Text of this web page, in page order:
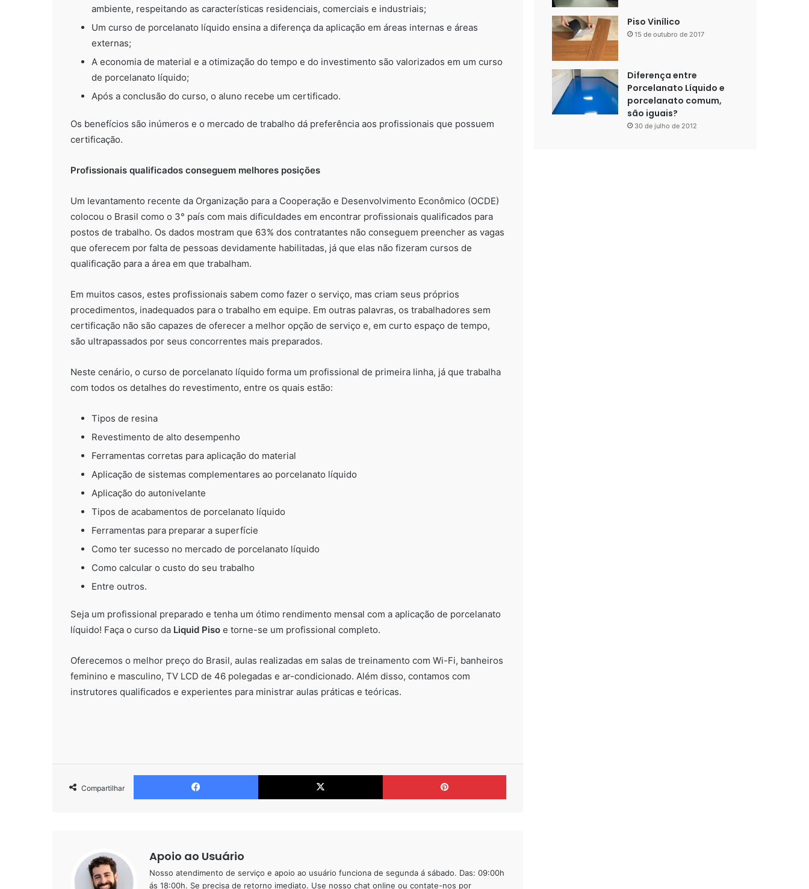
ambiente, respeitando as características residenciais, comerciais e industriais;
Um curso de porcelanato líquido ensina a diferença da aplicação em áreas internas e áreas
externas;
A economia de material e a otimização do tempo e do investimento são valorizados em um curso
de porcelanato líquido;
Após a conclusão do curso, o aluno recebe um certificado.
Os benefícios são inúmeros e o mercado de trabalho dá preferência aos profissionais que possuem
certificação.
Profissionais qualificados conseguem melhores posições
Um levantamento recente da Organização para a Cooperação e Desenvolvimento Econômico (OCDE)
colocou o Brasil como o 3° país com mais dificuldades em encontrar profissionais qualificados para
postos de trabalho. Os dados mostram que 63% dos contratantes não conseguem preencher as vagas
que oferecem por falta de pessoas devidamente habilitadas, já que elas não fizeram cursos de
qualificação para a área em que trabalham.
Em muitos casos, estes profissionais sabem como fazer o serviço, mas criam seus próprios
procedimentos, inadequados para o trabalho em equipe. Em outras palavras, os trabalhadores sem
certificação não são capazes de oferecer a melhor opção de serviço e, em curto espaço de tempo,
são ultrapassados por seus concorrentes mais preparados.
Neste cenário, o curso de porcelanato líquido forma um profissional de primeira linha, já que trabalha
com todos os detalhes do revestimento, entre os quais estão:
Tipos de resina
Revestimento de alto desempenho
Ferramentas corretas para aplicação do material
Aplicação de sistemas complementares ao porcelanato líquido
Aplicação do autonivelante
Tipos de acabamentos de porcelanato líquido
Ferramentas para preparar a superfície
Como ter sucesso no mercado de porcelanato líquido
Como calcular o custo do seu trabalho
Entre outros.
Seja um profissional preparado e tenha um ótimo rendimento mensal com a aplicação de porcelanato
líquido! Faça o curso da Liquid Piso e torne-se um profissional completo.
Oferecemos o melhor preço do Brasil, aulas realizadas em salas de treinamento com Wi-Fi, banheiros
feminino e masculino, TV LCD de 46 polegadas e ar-condicionado. Além disso, contamos com
instrutores qualificados e experientes para ministrar aulas práticas e teóricas.
Compartilhar
Facebook X Pinterest
Apoio ao Usuário
Nosso atendimento de serviço e apoio ao usuário funciona de segunda á sábado. Das: 09:00h
ás 18:00h. Se precisa de retorno imediato. Use nosso chat online ou contate-nos por
Pintura Epóxi Piso Antiderrapante
Piso Epóxi Para Posto de
Combustível
Piso Epóxi 3D Alta Durabilidade
Porcelanato Liquido e Sua Dez
Vantagens!
Piso Vinílico
15 de outubro de 2017
Diferença entre
Porcelanato Líquido e
porcelanato comum,
são iguais?
30 de julho de 2012